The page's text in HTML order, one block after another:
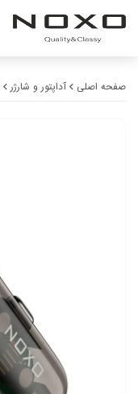
صفحه اصلی آداپتور و شارژر